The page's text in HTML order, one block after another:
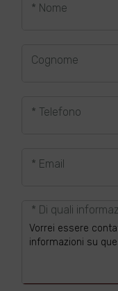
* Nome
Cognome
* Telefono
* Email
* Di quali